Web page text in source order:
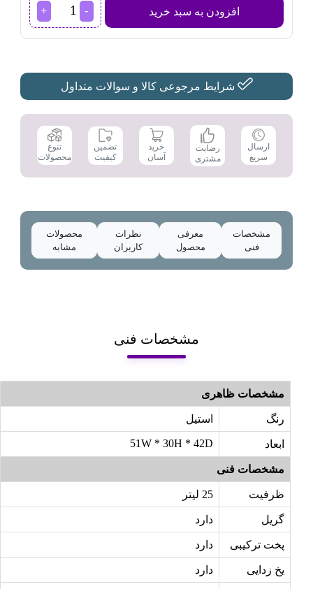
افزودن به سبد خرید
ماکروویو
شارپ
عدد
شرایط مرجوعی کالا و سوالات متداول
ارسال
سریع
رضایت
مشتری
خرید
آسان
تضمین
کیفیت
تنوع
محصولات
مشخصات
فنی
معرفی
محصول
نظرات
کاربران
محصولات
مشابه
مشخصات فنی
مشخصات ظاهری
رنگ استیل
ابعاد 51W * 30H * 42D
مشخصات فنی
ظرفیت 25 لیتر
گریل دارد
پخت ترکیبی دارد
یخ زدایی دارد